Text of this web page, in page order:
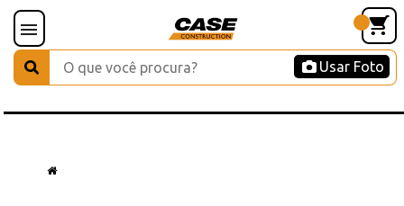
Usar Foto